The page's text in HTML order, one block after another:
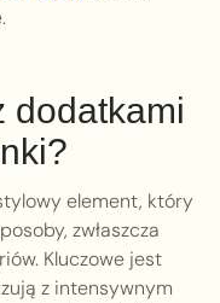
dodatkami
element, który
zwłaszcza
Kluczowe jest
z intensywnym